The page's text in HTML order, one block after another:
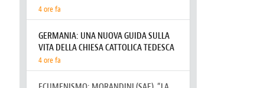
07.08.2026
della sopravvivenza per caldo e
07.08.2026
l'empatia per il dolore altrui"